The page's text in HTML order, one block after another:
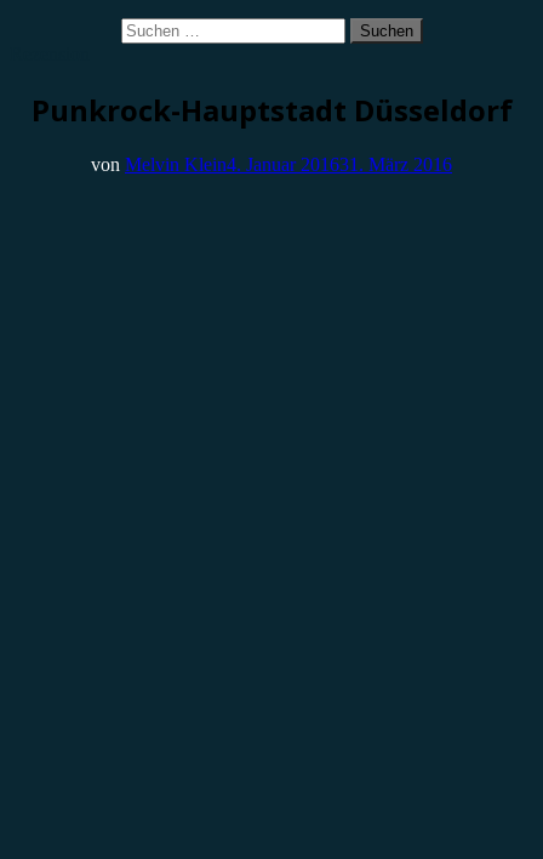
Suchen
nach:
Punkrock-Hauptstadt Düsseldorf
von Melvin Klein4. Januar 201631. März 2016